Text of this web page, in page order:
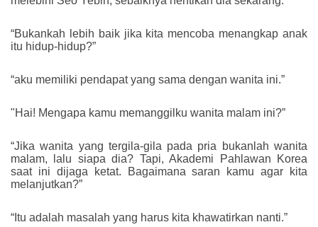
“Bukankah lebih baik jika kita mencoba menangkap anak
itu hidup-hidup?”
“aku memiliki pendapat yang sama dengan wanita ini.”
"Hai! Mengapa kamu memanggilku wanita malam ini?”
“Jika wanita yang tergila-gila pada pria bukanlah wanita
malam, lalu siapa dia? Tapi, Akademi Pahlawan Korea
saat ini dijaga ketat. Bagaimana saran kamu agar kita
melanjutkan?”
“Itu adalah masalah yang harus kita khawatirkan nanti.”